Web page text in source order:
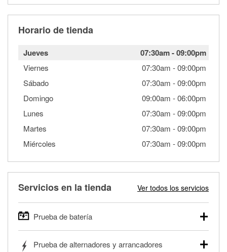
Horario de tienda
Jueves 07:30am-09:00pm
Viernes 07:30am -09:00pm
Sábado
07:30am -09:00pm
Domingo
09:00am -06:00pm
Lunes
07:30am -09:00pm
Martes
07:30am -09:00pm
Miércoles
07:30am -09:00pm
Servicios en la tienda Ver todos los servicios
Prueba de batería
autos, camionetas, SUVs, vehículos comerciales y
Prueba de alternadores y arrancadores